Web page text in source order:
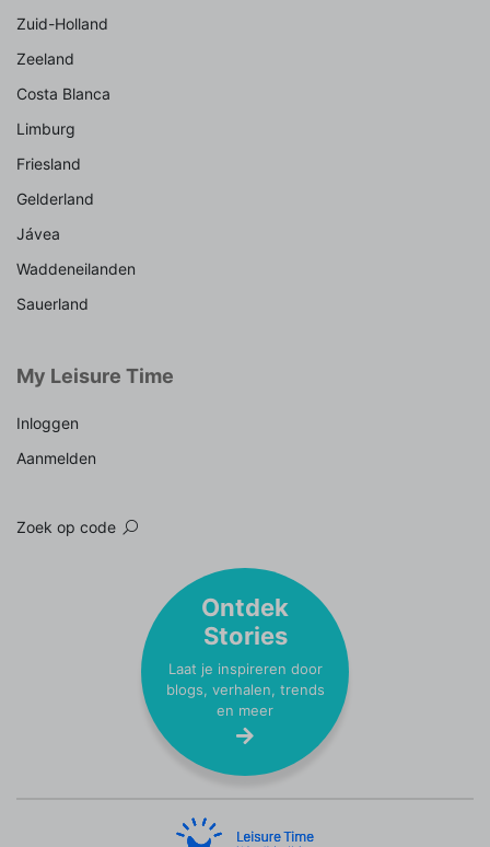
Zuid-Holland
Zeeland
Costa Blanca
Limburg
Friesland
Gelderland
Jávea
Waddeneilanden
Sauerland
My Leisure Time
Inloggen
Aanmelden
Zoek op code
Ontdek
Stories
Laat je inspireren door
blogs, verhalen, trends
en meer